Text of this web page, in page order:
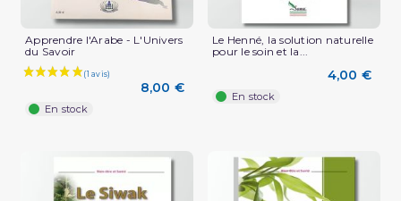
Apprendre l'Arabe - L'Univers
du Savoir
8,00 €
En stock
Le Henné, la solution naturelle
pour le soin et la...
4,00 €
En stock